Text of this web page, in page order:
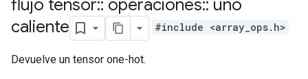
flujo tensor:: operaciones:: uno
caliente
#include <array_ops.h>
Devuelve un tensor one-hot.